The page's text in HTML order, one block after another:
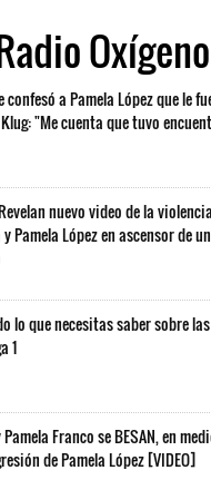
Oxígeno
a Pamela López que le
"Me cuenta que tuvo
nuevo video de la
Pamela López en ascensor de un
lo que necesitas saber sobre las
1
Franco se BESAN, en
de Pamela López [VIDEO]